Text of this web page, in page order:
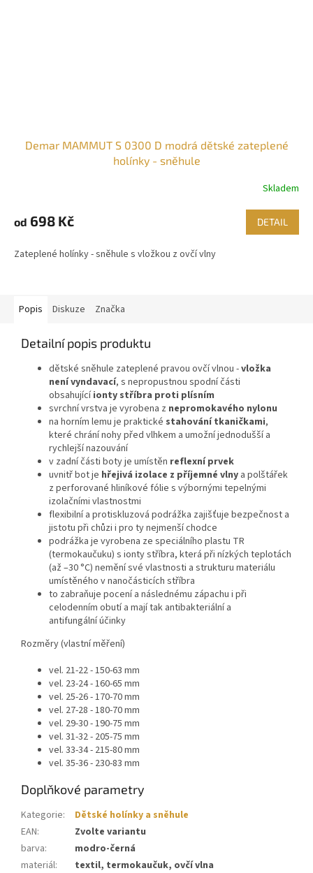
Demar MAMMUT S 0300 D modrá dětské zateplené
holínky - sněhule
produktu
je
z
Skladem
od 698 Kč DETAIL
Zateplené holínky - sněhule s vložkou z ovčí vlny
Popis Diskuze Značka
Detailní popis produktu
dětské sněhule zateplené pravou ovčí vlnou -vložka
není vyndavací, s nepropustnou spodní části
obsahující ionty stříbra proti plísním
svrchní vrstva je vyrobena z nepromokavého nylonu
na horním lemu je praktické stahování tkaničkami,
které chrání nohy před vlhkem a umožní jednodušší a
rychlejší nazouvání
v zadní části boty je umístěn reflexní prvek
uvnitř bot je hřejivá izolace z příjemné vlny a polštářek
z perforované hliníkové fólie s výbornými tepelnými
izolačními vlastnostmi
flexibilní a protiskluzová podrážka zajišťuje bezpečnost a
jistotu při chůzi i pro ty nejmenší chodce
podrážka je vyrobena ze speciálního plastu TR
(termokaučuku) s ionty stříbra, která při nízkých teplotách
(až –30 °C) nemění své vlastnosti a strukturu materiálu
umístěného v nanočásticích stříbra
to zabraňuje pocení a následnému zápachu i při
celodenním obutí a mají tak antibakteriální a
antifungální účinky
Rozměry (vlastní měření)
vel. 21-22 - 150-63 mm
vel. 23-24 - 160-65 mm
vel. 25-26 - 170-70 mm
vel. 27-28 - 180-70 mm
vel. 29-30 - 190-75 mm
vel. 31-32 - 205-75 mm
vel. 33-34 - 215-80 mm
vel. 35-36 - 230-83 mm
Doplňkové parametry
Kategorie:
Dětské holínky a sněhule
EAN:
Zvolte variantu
barva:
modro-černá
materiál:
textil, termokaučuk, ovčí vlna